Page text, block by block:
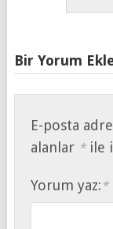
Bir Yorum
E-posta
alanlar *ile
Yorum yaz: *